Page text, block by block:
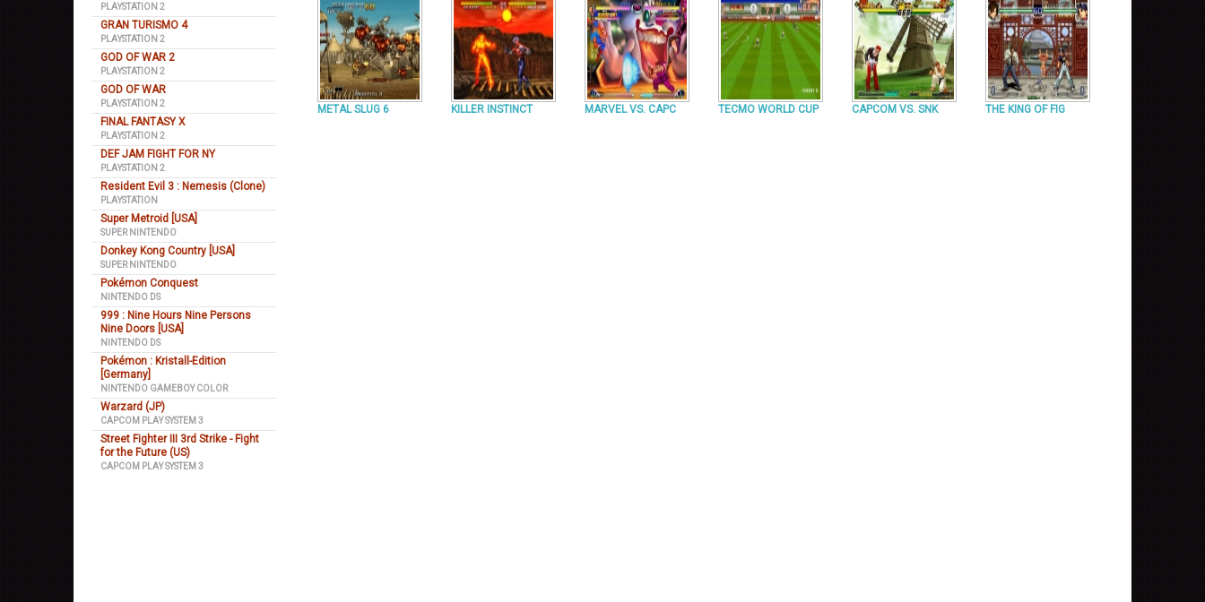
PLAYSTATION 2
GRAN TURISMO 4
PLAYSTATION 2
GOD OF WAR 2
PLAYSTATION 2
GOD OF WAR
PLAYSTATION 2
FINAL FANTASY X
PLAYSTATION 2
DEF JAM FIGHT FOR NY
PLAYSTATION 2
Resident Evil 3 : Nemesis (Clone)
PLAYSTATION
Super Metroid [USA]
SUPER NINTENDO
Donkey Kong Country [USA]
SUPER NINTENDO
Pokémon Conquest
NINTENDO DS
999 : Nine Hours Nine Persons
Nine Doors [USA]
NINTENDO DS
Pokémon : Kristall-Edition
[Germany]
NINTENDO GAMEBOY COLOR
Warzard (JP)
CAPCOM PLAY SYSTEM 3
Street Fighter III 3rd Strike - Fight
for the Future (US)
CAPCOM PLAY SYSTEM 3
METAL SLUG 6 KILLER INSTINCT MARVEL VS. CAPC TECMO WORLD CUP CAPCOM VS. SNK THE KING OF FIG